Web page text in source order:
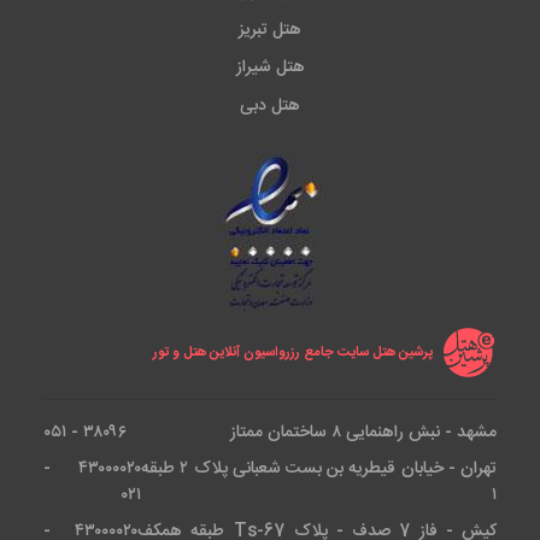
هتل تبریز
هتل شیراز
هتل دبی
پرشین هتل سایت جامع رزرواسیون آنلاین هتل و تور
مشهد - نبش راهنمایی ۸ ساختمان ممتاز
۳۸۰۹۶ - ۰۵۱
تهران - خیابان قیطریه بن بست شعبانی پلاک ۲ طبقه
۱
۴۳۰۰۰۰۲۰ -
۰۲۱
کیش - فاز 7 صدف - پلاک Ts-67 طبقه همکف
۴۳۰۰۰۰۲۰ -